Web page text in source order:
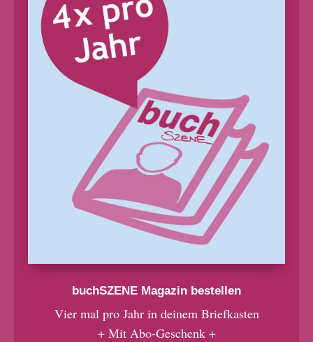
buchSZENE Magazin bestellen
Vier mal pro Jahr in deinem Briefkasten
+ Mit Abo-Geschenk +